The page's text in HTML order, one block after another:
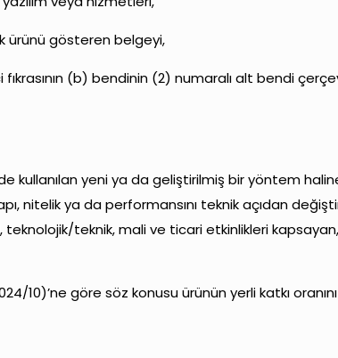
ürünü gösteren belgeyi,
(b) bendinin (2) numaralı alt bendi
kullanılan yeni ya da geliştirilmiş bir yöntem
nitelik ya da performansını teknik açıdan
teknik, mali ve ticari etkinlikleri
10)’ne göre söz konusu ürünün yerli katkı